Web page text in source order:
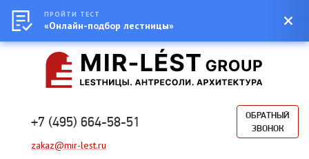
ЕкатеринбургКазаньНовосибирск
Петербург
Сумма:
+7 (495) 664-58-51
ОБРАТНЫЙ
ЗВОНОК
zakaz@mir-lest.ru
ПРОЙТИ ТЕСТ
«Онлайн-подбор лестницы»